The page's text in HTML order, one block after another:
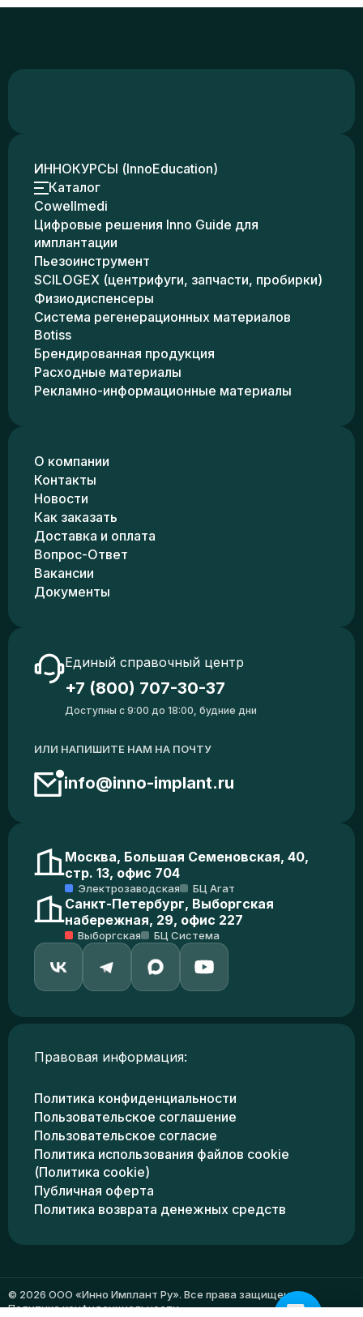
ИННОКУРСЫ (InnoEducation)
Каталог
Cowellmedi
Цифровые решения Inno Guide для
имплантации
Пьезоинструмент
SCILOGEX (центрифуги, запчасти, пробирки)
Физиодиспенсеры
Система регенерационных материалов
Botiss
Брендированная продукция
Расходные материалы
Рекламно-информационные материалы
О компании
Контакты
Новости
Как заказать
Доставка и оплата
Вопрос-Ответ
Вакансии
Документы
Единый справочный центр
+7 (800) 707-30-37
Доступны с 9:00 до 18:00, будние дни
ИЛИ НАПИШИТЕ НАМ НА ПОЧТУ
info@inno-implant.ru
Москва, Большая Семеновская, 40,
стр. 13, офис 704
Электрозаводская БЦ Агат
Санкт-Петербург, Выборгская
набережная, 29, офис 227
Выборгская БЦ Система
Правовая информация:
Политика конфиденциальности
Пользовательское соглашение
Пользовательское согласие
Политика использования файлов cookie
(Политика cookie)
Публичная оферта
Политика возврата денежных средств
© 2026 ООО «Инно Имплант Ру». Все права защищены.
Политика конфиденциальности